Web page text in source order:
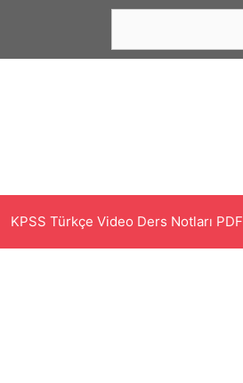
KPSS Türkçe Video Ders Notları PDF